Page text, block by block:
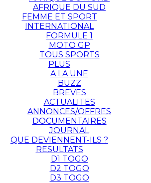
AFRIQUE DU SUD
FEMME ET SPORT
INTERNATIONAL
FORMULE 1
MOTO GP
TOUS SPORTS
PLUS
A LA UNE
BUZZ
BREVES
ACTUALITES
ANNONCES/OFFRES
DOCUMENTAIRES
JOURNAL
QUE DEVIENNENT-ILS ?
RESULTATS
D1 TOGO
D2 TOGO
D3 TOGO